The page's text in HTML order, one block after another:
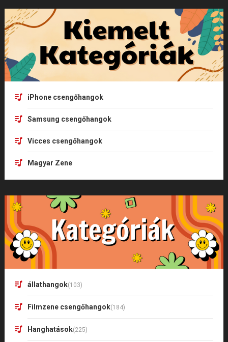
iPhone csengőhangok
Samsung csengőhangok
Vicces csengőhangok
Magyar Zene
állathangok(103)
Filmzene csengőhangok(184)
Hanghatások(225)